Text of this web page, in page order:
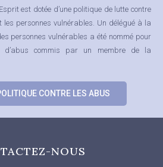
est dotée d’une politique de lutte contre
personnes vulnérables. Un délégué à la
personnes vulnérables a été nommé pour
d’abus commis par un membre de la
CONTRE LES ABUS
NOUS